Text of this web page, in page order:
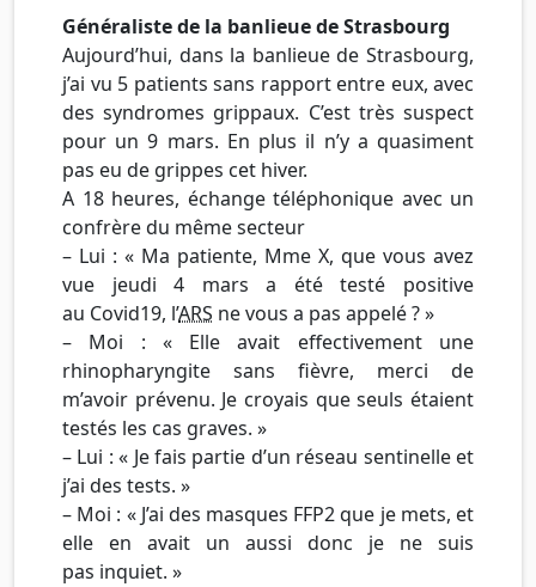
Généraliste de la banlieue de Strasbourg
Aujourd’hui, dans la banlieue de Strasbourg,
j’ai vu 5 patients sans rapport entre eux, avec
des syndromes grippaux. C’est très suspect
pour un 9 mars. En plus il n’y a quasiment
pas eu de grippes cet hiver.
A 18 heures, échange téléphonique avec un
confrère du même secteur
– Lui : « Ma patiente, Mme X, que vous avez
vue jeudi 4 mars a été testé positive
au Covid19, l’ARS ne vous a pas appelé ? »
– Moi : « Elle avait effectivement une
rhinopharyngite sans fièvre, merci de
m’avoir prévenu. Je croyais que seuls étaient
testés les cas graves. »
– Lui : « Je fais partie d’un réseau sentinelle et
j’ai des tests. »
– Moi : « J’ai des masques FFP2 que je mets, et
elle en avait un aussi donc je ne suis
pas inquiet. »